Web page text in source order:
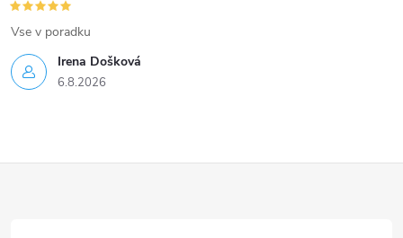
Irena Došková
6.8.2026
Vse v poradku